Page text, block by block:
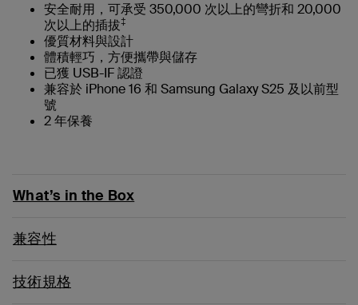
安全耐用，可承受 350,000 次以上的彎折和 20,000
次以上的插拔‡
優質材料與設計
體積輕巧，方便攜帶與儲存
已獲 USB-IF 認證
兼容於 iPhone 16 和 Samsung Galaxy S25 及以前型
號
2 年保養
What’s in the Box
兼容性
技術規格